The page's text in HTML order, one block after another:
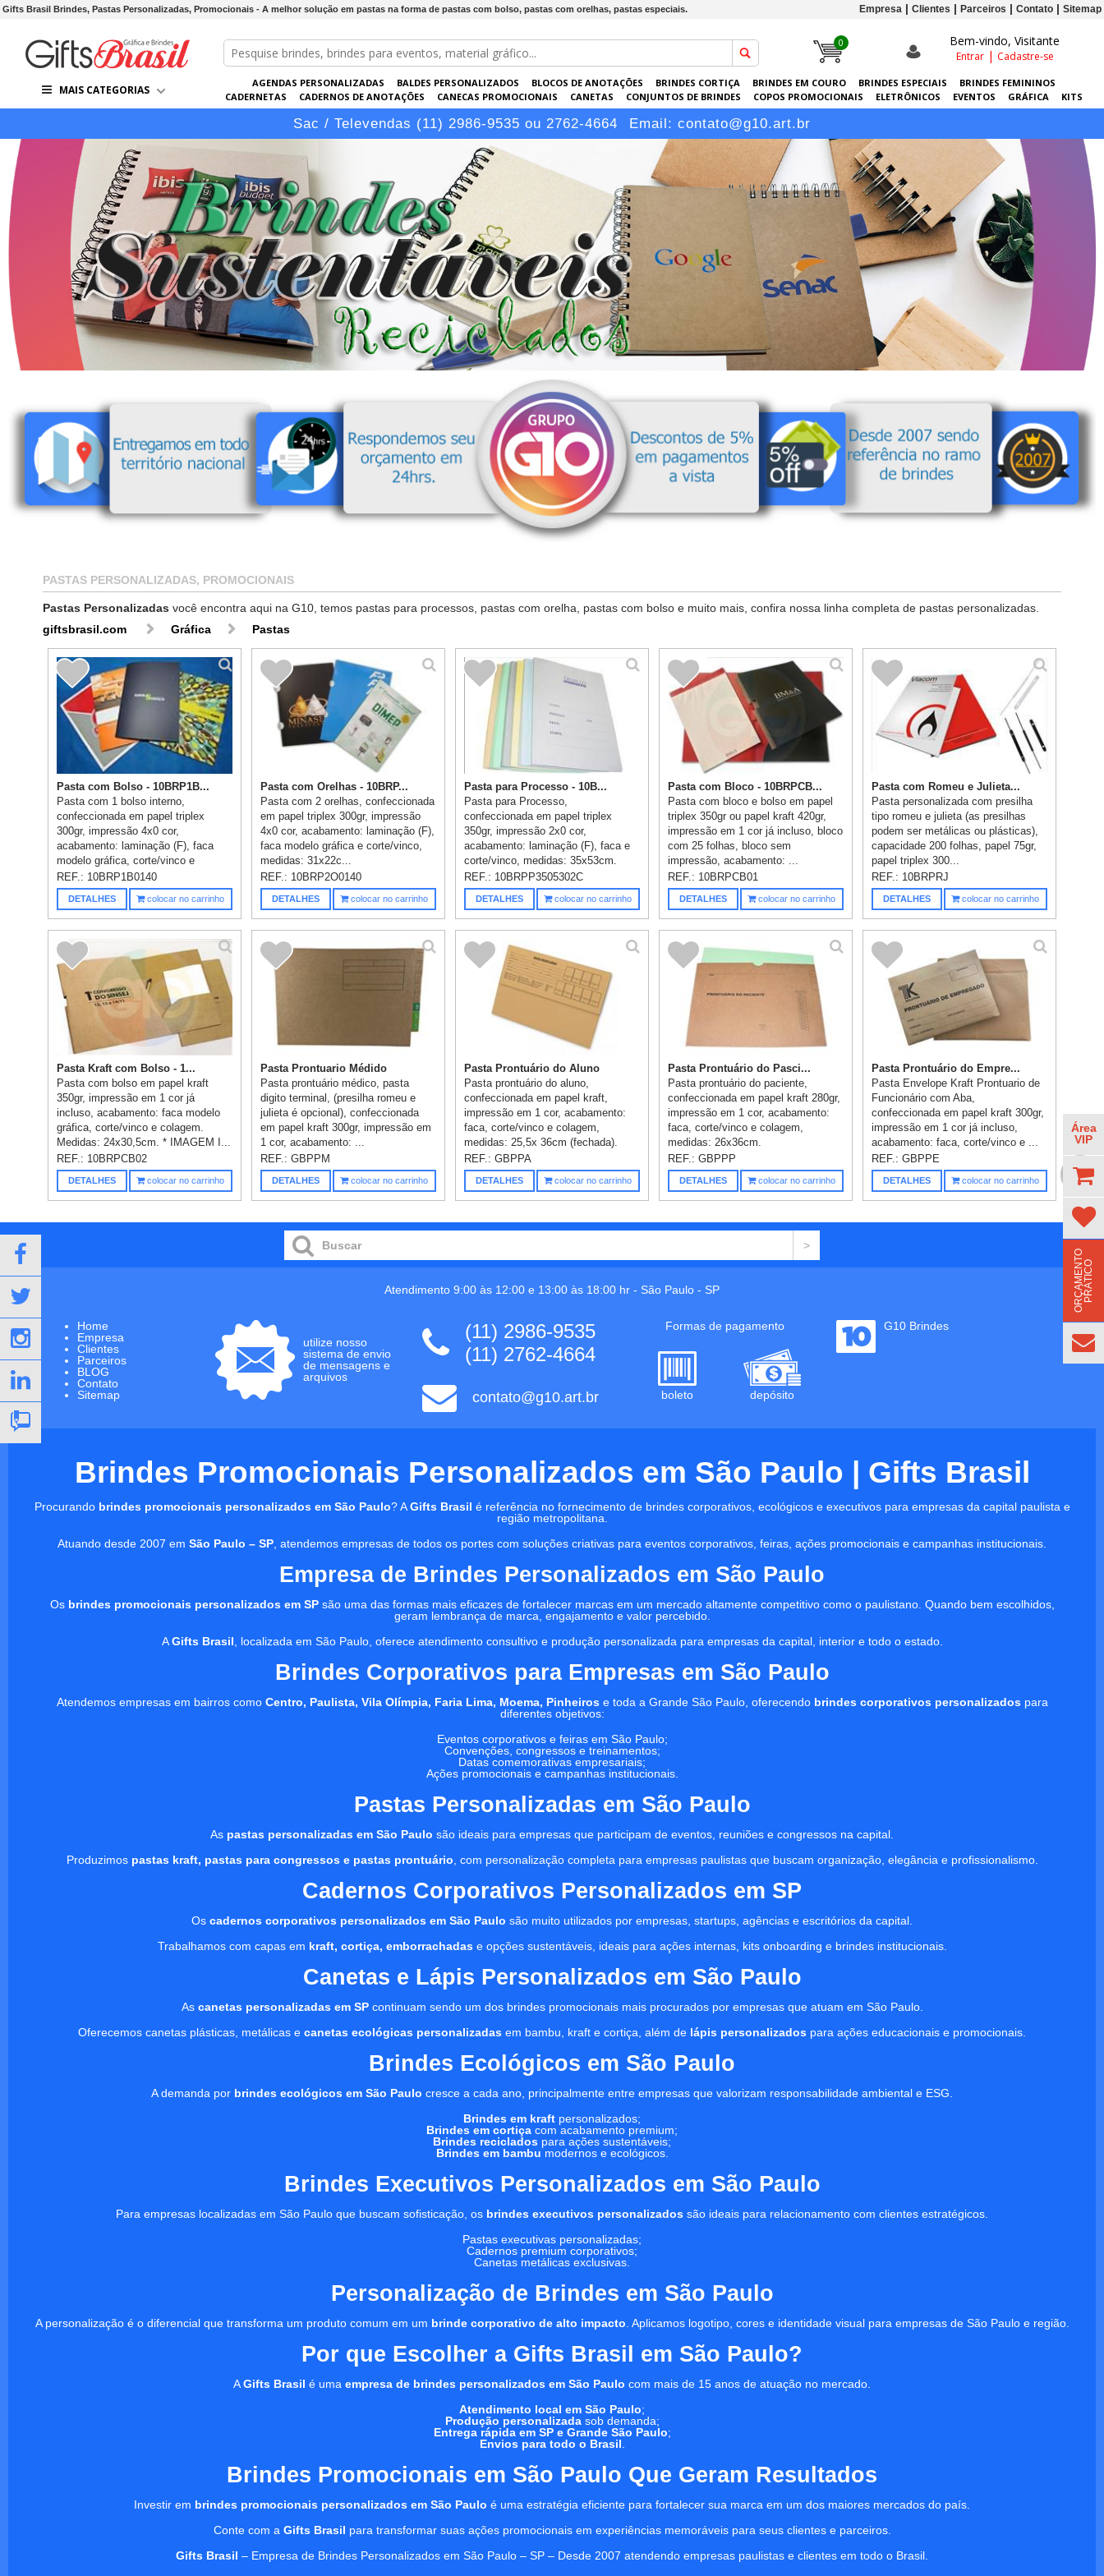
Gifts Brasil Brindes, Pastas Personalizadas, Promocionais - A melhor solução em pastas na forma de pastas com bolso, pastas com orelhas, pastas especiais. Empresa Clientes Parceiros Contato Sitemap
0 Bem-vindo, Visitante
Entrar| Cadastre-se
MAIS CATEGORIAS
AGENDAS PERSONALIZADAS BALDES PERSONALIZADOS BLOCOS DE ANOTAÇÕES BRINDES CORTIÇA BRINDES EM COURO BRINDES ESPECIAIS
BRINDES FEMININOS
CADERNETAS
CADERNOS DE ANOTAÇÕES CANECAS PROMOCIONAIS CANETAS CONJUNTOS DE BRINDES COPOS PROMOCIONAIS ELETRÔNICOS EVENTOS GRÁFICA
KITS
LÁPIS
LINHA VIP PASTAS KRAFT PASTAS PERSONALIZADAS PEN DRIVES PORTA-CARTÕES PORTA-RETRATOS PERSONALIZADOS SACOLAS PERSONALIZADAS SQUEEZES
Sac / Televendas (11) 2986-9535 ou 2762-4664 Email: contato@g10.art.br
PASTAS PERSONALIZADAS, PROMOCIONAIS
Pastas Personalizadas você encontra aqui na G10, temos pastas para processos, pastas com orelha, pastas com bolso e muito mais, confira nossa linha completa de pastas personalizadas.
giftsbrasil.com
Gráfica Pastas
Pasta com Bolso - 10BRP1B...
Pasta com 1 bolso interno,
confeccionada em papel triplex
300gr, impressão 4x0 cor,
acabamento: laminação (F), faca
modelo gráfica, corte/vinco e
colagem, ...
REF.: 10BRP1B0140
DETALHES colocar no carrinho
Pasta com Orelhas - 10BRP...
Pasta com 2 orelhas, confeccionada
em papel triplex 300gr, impressão
4x0 cor, acabamento: laminação (F),
faca modelo gráfica e corte/vinco,
medidas: 31x22c...
REF.: 10BRP2O0140
DETALHES colocar no carrinho
Pasta para Processo - 10B...
Pasta para Processo,
confeccionada em papel triplex
350gr, impressão 2x0 cor,
acabamento: laminação (F), faca e
corte/vinco, medidas: 35x53cm.
REF.: 10BRPP3505302C
DETALHES colocar no carrinho
Pasta com Bloco - 10BRPCB...
Pasta com bloco e bolso em papel
triplex 350gr ou papel kraft 420gr,
impressão em 1 cor já incluso, bloco
com 25 folhas, bloco sem
impressão, acabamento: ...
REF.: 10BRPCB01
DETALHES colocar no carrinho
Pasta com Romeu e Julieta...
Pasta personalizada com presilha
tipo romeu e julieta (as presilhas
podem ser metálicas ou plásticas),
capacidade 200 folhas, papel 75gr,
papel triplex 300...
REF.: 10BRPRJ
DETALHES colocar no carrinho
Pasta Kraft com Bolso - 1...
Pasta com bolso em papel kraft
350gr, impressão em 1 cor já
incluso, acabamento: faca modelo
gráfica, corte/vinco e colagem.
Medidas: 24x30,5cm. * IMAGEM I...
REF.: 10BRPCB02
DETALHES colocar no carrinho
Pasta Prontuario Médido
Pasta prontuário médico, pasta
digito terminal, (presilha romeu e
julieta é opcional), confeccionada
em papel kraft 300gr, impressão em
1 cor, acabamento: ...
REF.:GBPPM
DETALHES colocar no carrinho
Pasta Prontuário do Aluno
Pasta prontuário do aluno,
confeccionada em papel kraft,
impressão em 1 cor, acabamento:
faca, corte/vinco e colagem,
medidas: 25,5x 36cm (fechada).
REF.:GBPPA
DETALHES colocar no carrinho
Pasta Prontuário do Pasci...
Pasta prontuário do paciente,
confeccionada em papel kraft 280gr,
impressão em 1 cor, acabamento:
faca, corte/vinco e colagem,
medidas: 26x36cm.
REF.:GBPPP
DETALHES colocar no carrinho
Pasta Prontuário do Empre...
Pasta Envelope Kraft Prontuario de
Funcionário com Aba,
confeccionada em papel kraft 300gr,
impressão em 1 cor já incluso,
acabamento: faca, corte/vinco e ...
REF.:GBPPE
DETALHES colocar no carrinho TOPO
Atendimento 9:00 às 12:00 e 13:00 às 18:00 hr - São Paulo - SP
Home
Empresa
Clientes
Parceiros
BLOG
Contato
Sitemap
utilize nosso
sistema de envio
de mensagens e
arquivos
(11) 2986-9535
(11) 2762-4664
contato@g10.art.br
Formas de pagamento
boleto depósito
G10 Brindes
Brindes Promocionais Personalizados em São Paulo | Gifts Brasil
Procurando brindes promocionais personalizados em São Paulo? AGifts Brasil é referência no fornecimento de brindes corporativos, ecológicos e executivos para empresas da capital paulista e
região metropolitana.
Atuando desde 2007 em São Paulo – SP , atendemos empresas de todos os portes com soluções criativas para eventos corporativos, feiras, ações promocionais e campanhas institucionais.
Empresa de Brindes Personalizados em São Paulo
Os brindes promocionais personalizados em SPsão uma das formas mais eficazes de fortalecer marcas em um mercado altamente competitivo como o paulistano. Quando bem escolhidos,
geram lembrança de marca, engajamento e valor percebido.
AGifts Brasil , localizada em São Paulo, oferece atendimento consultivo e produção personalizada para empresas da capital, interior e todo o estado.
Brindes Corporativos para Empresas em São Paulo
Atendemos empresas em bairros como Centro, Paulista, Vila Olímpia, Faria Lima, Moema, Pinheirose toda a Grande São Paulo, oferecendo brindes corporativos personalizadospara
diferentes objetivos:
Eventos corporativos e feiras em São Paulo;
Convenções, congressos e treinamentos;
Datas comemorativas empresariais;
Ações promocionais e campanhas institucionais.
Pastas Personalizadas em São Paulo
As pastas personalizadas em São Paulo são ideais para empresas que participam de eventos, reuniões e congressos na capital.
Produzimos pastas kraft, pastas para congressos e pastas prontuário , com personalização completa para empresas paulistas que buscam organização, elegância e profissionalismo.
Cadernos Corporativos Personalizados em SP
Os cadernos corporativos personalizados em São Paulo são muito utilizados por empresas, startups, agências e escritórios da capital.
Trabalhamos com capas em kraft, cortiça, emborrachadase opções sustentáveis, ideais para ações internas, kits onboarding e brindes institucionais.
Canetas e Lápis Personalizados em São Paulo
As canetas personalizadas em SPcontinuam sendo um dos brindes promocionais mais procurados por empresas que atuam em São Paulo.
Oferecemos canetas plásticas, metálicas e canetas ecológicas personalizadas em bambu, kraft e cortiça, além de lápis personalizados para ações educacionais e promocionais.
Brindes Ecológicos em São Paulo
A demanda por brindes ecológicos em São Paulo cresce a cada ano, principalmente entre empresas que valorizam responsabilidade ambiental e ESG.
Brindes em kraft personalizados;
Brindes em cortiça com acabamento premium;
Brindes reciclados para ações sustentáveis;
Brindes em bambu modernos e ecológicos.
Brindes Executivos Personalizados em São Paulo
Para empresas localizadas em São Paulo que buscam sofisticação, os brindes executivos personalizados são ideais para relacionamento com clientes estratégicos.
Pastas executivas personalizadas;
Cadernos premium corporativos;
Canetas metálicas exclusivas.
Personalização de Brindes em São Paulo
A personalização é o diferencial que transforma um produto comum em um brinde corporativo de alto impacto . Aplicamos logotipo, cores e identidade visual para empresas de São Paulo e região.
Por que Escolher a Gifts Brasil em São Paulo?
AGifts Brasil é uma empresa de brindes personalizados em São Paulo com mais de 15 anos de atuação no mercado.
Atendimento local em São Paulo;
Produção personalizadasob demanda;
Entrega rápida em SP e Grande São Paulo;
Envios para todo o Brasil
Brindes Promocionais em São Paulo Que Geram Resultados
Investir em brindes promocionais personalizados em São Paulo é uma estratégia eficiente para fortalecer sua marca em um dos maiores mercados do país.
Conte com a Gifts Brasil para transformar suas ações promocionais em experiências memoráveis para seus clientes e parceiros.
Gifts Brasil – Empresa de Brindes Personalizados em São Paulo – SP – Desde 2007 atendendo empresas paulistas e clientes em todo o Brasil.
Área
VIP
O
R
Ç
A
M
E
N
T
O
P
R
Á
T
I
CO